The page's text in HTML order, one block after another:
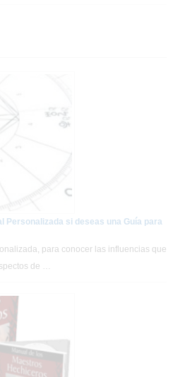
Personalizada si deseas una Guía para
para conocer las influencias que
de …